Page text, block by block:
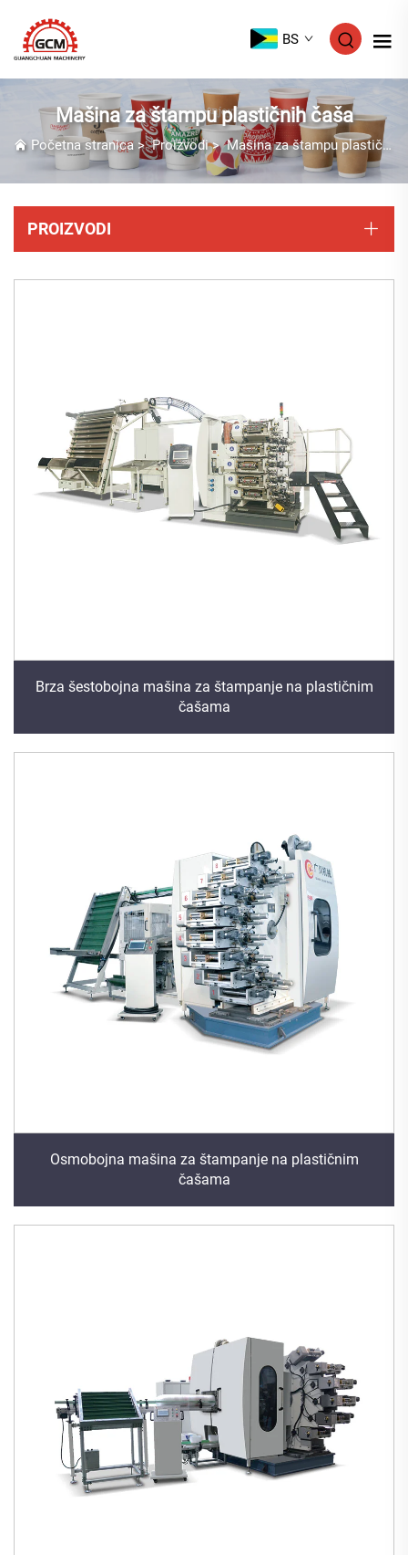
BS
Mašina za štampu plastičnih čaša
Početna stranica >Proizvodi>Mašina za štampu plastičnih čaša
PROIZVODI
Brza šestobojna mašina za štampanje na plastičnim
čašama
Osmobojna mašina za štampanje na plastičnim
čašama